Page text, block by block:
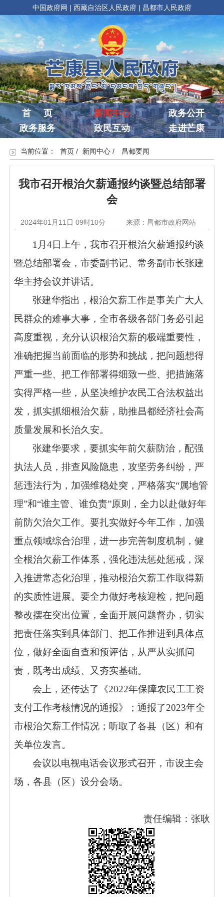
中国政府网 | 西藏自治区人民政府 | 昌都市人民政府
首 页 新闻中心
政务公开
政务服务
政民互动 走进芒康
当前位置： 首页/ 新闻中心/ 昌都要闻
我市召开根治欠薪通报约谈暨总结部署
会
2024年01月11日 09时10分 来源：昌都市政府网站
1月4日上午，我市召开根治欠薪通报约谈
暨总结部署会，市委副书记、常务副市长张建
华主持会议并讲话。
张建华指出，根治欠薪工作是事关广大人
民群众的难事大事，全市各级各部门务必引起
高度重视，充分认识根治欠薪的极端重要性，
准确把握当前面临的形势和挑战，把问题想得
严重一些、把工作部署得细致一些、把措施落
实得严格一些，从坚决维护农民工合法权益出
发，抓实抓细根治欠薪，助推昌都经济社会高
质量发展和长治久安。
张建华要求，要抓实年前欠薪防治，配强
执法人员，排查风险隐患，攻坚劳务纠纷，严
惩违法行为，加强维稳处突，严格落实“属地管
理”和“谁主管、谁负责”原则，全力以赴做好年
前防欠治欠工作。要扎实做好今年工作，加强
重点领域综合治理，进一步完善制度机制，健
全根治欠薪工作体系，强化违法惩处惩戒，深
入推进常态化治理，推动根治欠薪工作取得新
的实质性进展。要全力做好考核迎检，把问题
整改摆在突出位置，全面开展问题督办，切实
把责任落实到具体部门、把工作推进到具体点
位，做好全面自查和预评估，从严从实抓问
责，既考出成绩、又夯实基础。
会上，还传达了《2022年保障农民工工资
支付工作考核情况的通报》；通报了2023年全
市根治欠薪工作情况；听取了各县（区）和有
关单位发言。
会议以电视电话会议形式召开，市设主会
场，各县（区）设分会场。
责任编辑：张耿